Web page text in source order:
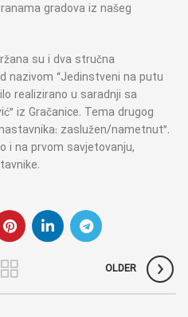
gradova iz našeg
su i dva stručna
nazivom “Jedinstveni na putu
realizirano u saradnji sa
iz Gračanice. Tema drugog
zaslužen/nametnut”.
i na prvom savjetovanju,
OLDER